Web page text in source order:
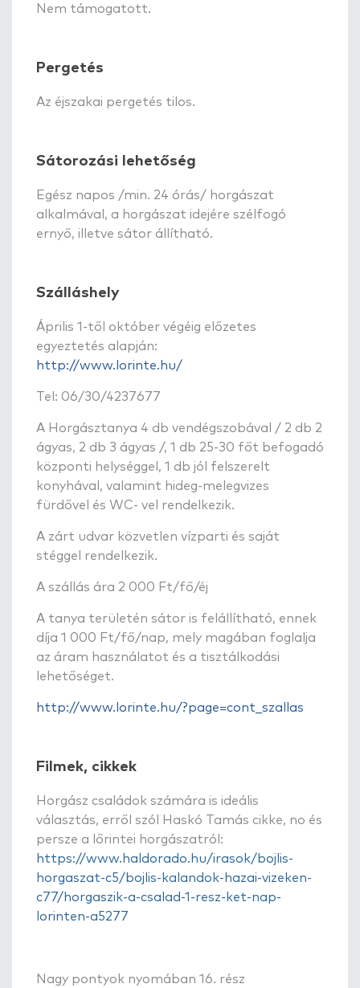
Nem támogatott.
Pergetés
Az éjszakai pergetés tilos.
Sátorozási lehetőség
Egész napos /min. 24 órás/ horgászat
alkalmával, a horgászat idejére szélfogó
ernyő, illetve sátor állítható.
Szálláshely
Április 1-től október végéig előzetes
egyeztetés alapján:
http://www.lorinte.hu/
Tel: 06/30/4237677
A Horgásztanya 4 db vendégszobával / 2 db 2
ágyas, 2 db 3 ágyas /, 1 db 25-30 főt befogadó
központi helységgel, 1 db jól felszerelt
konyhával, valamint hideg-melegvizes
fürdővel és WC- vel rendelkezik.
A zárt udvar közvetlen vízparti és saját
stéggel rendelkezik.
A szállás ára 2 000 Ft/fő/éj
A tanya területén sátor is felállítható, ennek
díja 1 000 Ft/fő/nap, mely magában foglalja
az áram használatot és a tisztálkodási
lehetőséget.
http://www.lorinte.hu/?page=cont_szallas
Filmek, cikkek
Horgász családok számára is ideális
választás, erről szól Haskó Tamás cikke, no és
persze a lőrintei horgászatról:
https://www.haldorado.hu/irasok/bojlis-
horgaszat-c5/bojlis-kalandok-hazai-vizeken-
c77/horgaszik-a-csalad-1-resz-ket-nap-
lorinten-a5277
Nagy pontyok nyomában 16. rész